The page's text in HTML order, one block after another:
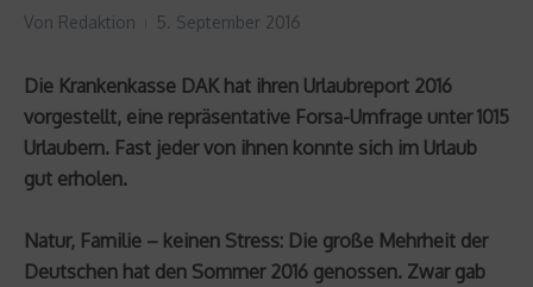
Von Redaktion 5. September 2016
Die Krankenkasse DAK hat ihren Urlaubreport 2016
vorgestellt, eine repräsentative Forsa-Umfrage unter 1015
Urlaubern. Fast jeder von ihnen konnte sich im Urlaub
gut erholen.
Natur, Familie – keinen Stress: Die große Mehrheit der
Deutschen hat den Sommer 2016 genossen. Zwar gab